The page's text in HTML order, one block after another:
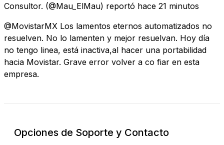
Consultor. (@Mau_ElMau) reportó hace 21 minutos
@MovistarMX Los lamentos eternos automatizados no
resuelven. No lo lamenten y mejor resuelvan. Hoy día
no tengo linea, está inactiva,al hacer una portabilidad
hacia Movistar. Grave error volver a co fiar en esta
empresa.
Opciones de Soporte y Contacto